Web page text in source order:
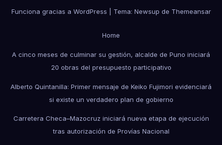
Funciona gracias a WordPress Tema: Newsup de Themeansar
Home
A cinco meses de culminar su gestión, alcalde de Puno iniciará
20 obras del presupuesto participativo
Alberto Quintanilla: Primer mensaje de Keiko Fujimori evidenciará
si existe un verdadero plan de gobierno
Carretera Checa–Mazocruz iniciará nueva etapa de ejecución
tras autorización de Provías Nacional